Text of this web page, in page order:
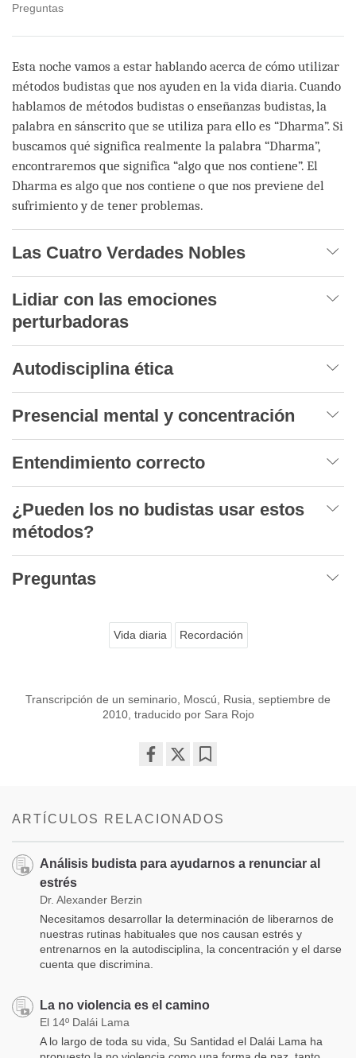
Preguntas
Esta noche vamos a estar hablando acerca de cómo utilizar
métodos budistas que nos ayuden en la vida diaria. Cuando
hablamos de métodos budistas o enseñanzas budistas, la
palabra en sánscrito que se utiliza para ello es “Dharma”. Si
buscamos qué significa realmente la palabra “Dharma”,
encontraremos que significa “algo que nos contiene”. El
Dharma es algo que nos contiene o que nos previene del
sufrimiento y de tener problemas.
Las Cuatro Verdades Nobles
Lidiar con las emociones
perturbadoras
Autodisciplina ética
Presencial mental y concentración
Entendimiento correcto
¿Pueden los no budistas usar estos
métodos?
Preguntas
Vida diaria Recordación
Transcripción de un seminario, Moscú, Rusia, septiembre de
2010, traducido por Sara Rojo
ARTÍCULOS RELACIONADOS
Análisis budista para ayudarnos a renunciar al
estrés
Dr. Alexander Berzin
Necesitamos desarrollar la determinación de liberarnos de
nuestras rutinas habituales que nos causan estrés y
entrenarnos en la autodisciplina, la concentración y el darse
cuenta que discrimina.
La no violencia es el camino
El 14º Dalái Lama
A lo largo de toda su vida, Su Santidad el Dalái Lama ha